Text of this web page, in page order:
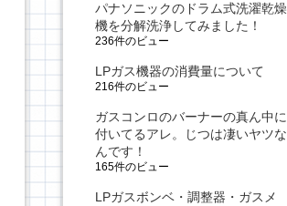
パナソニックのドラム式洗濯乾燥
機を分解洗浄してみました！
236件のビュー
LPガス機器の消費量について
216件のビュー
ガスコンロのバーナーの真ん中に
付いてるアレ。じつは凄いヤツな
んです！
165件のビュー
LPガスボンベ・調整器・ガスメ